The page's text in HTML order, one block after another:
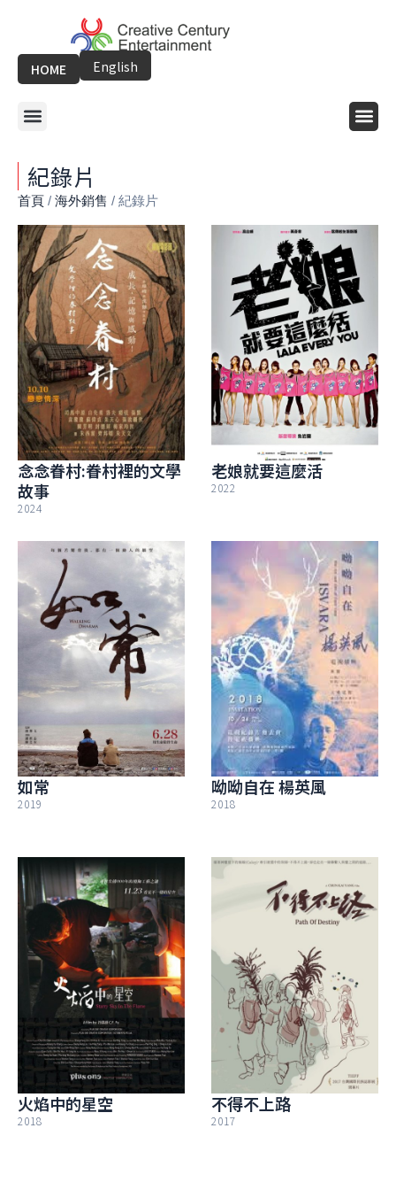
HOME English
選
選
紀錄片
首頁 / 海外銷售 / 紀錄片
念念眷村:眷村裡的文學
故事
2024
老娘就要這麼活
2022
如常
2019
呦呦自在 楊英風
2018
火焰中的星空
2018
不得不上路
2017